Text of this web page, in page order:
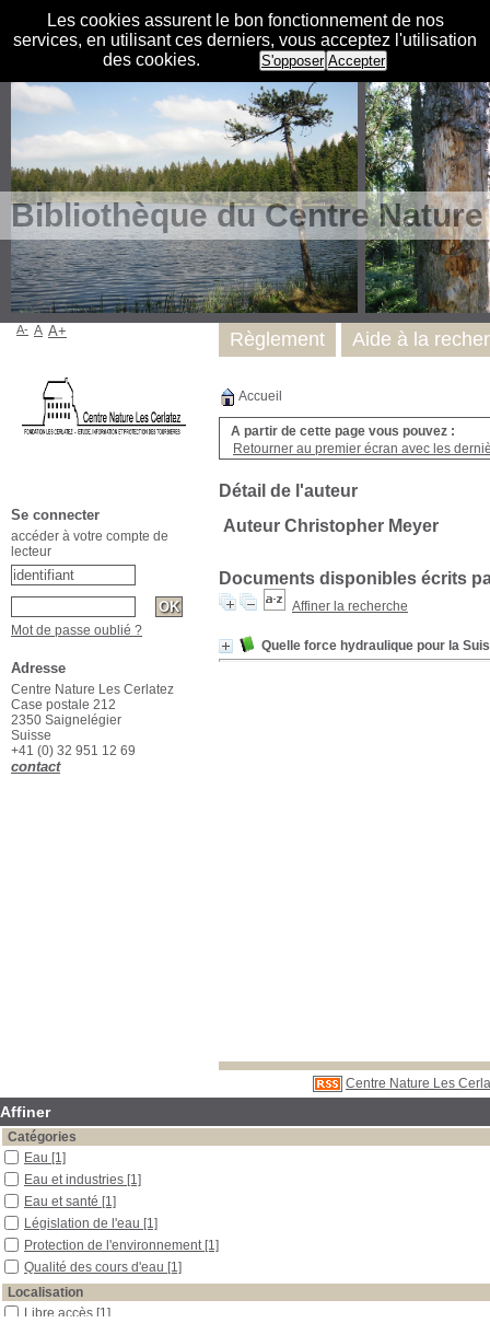
Les cookies assurent le bon fonctionnement de nos
services, en utilisant ces derniers, vous acceptez l'utilisation
des cookies.
S'opposer Accepter
Bibliothèque du Centre
Accueil
A partir de cette page vous pouvez :
Retourner au premier écran avec les
Détail de l'auteur
Auteur Christopher Meyer
Documents disponibles écrits
Affiner la recherche
Quelle force hydraulique pour la
Centre Nature Les
Règlement Aide à la
A- A A+
Se connecter
accéder à votre compte de
lecteur
Mot de passe oublié ?
Adresse
Centre Nature Les Cerlatez
Case postale 212
2350 Saignelégier
Suisse
+41 (0) 32 951 12 69
contact
Affiner
Catégories
Eau [1]
Eau et industries [1]
Eau et santé [1]
Législation de l'eau [1]
Protection de l'environnement [1]
Qualité des cours d'eau [1]
Localisation
Libre accès [1]